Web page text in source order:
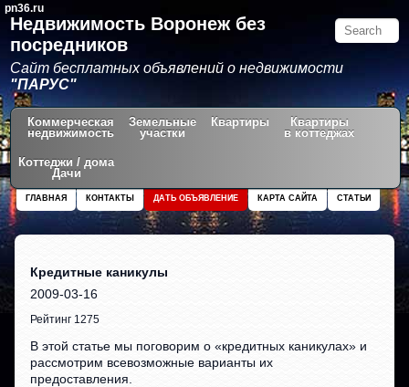
pn36.ru
Недвижимость Воронеж без
посредников
Сайт бесплатных объявлений о недвижимости
"ПАРУС"
Коммерческая
недвижимость
Земельные
участки
Квартиры
Квартиры
в коттеджах
Коттеджи / дома
Дачи
СТАТЬИ
КАРТА САЙТА
ДАТЬ ОБЪЯВЛЕНИЕ
КОНТАКТЫ
ГЛАВНАЯ
Кредитные каникулы
2009-03-16
Рейтинг 1275
В этой статье мы поговорим о «кредитных каникулах» и
рассмотрим всевозможные варианты их
предоставления.